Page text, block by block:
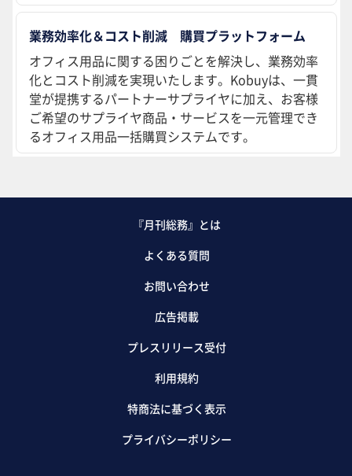
業務効率化＆コスト削減 購買プラットフォーム
オフィス用品に関する困りごとを解決し、業務効率
化とコスト削減を実現いたします。Kobuyは、一貫
堂が提携するパートナーサプライヤに加え、お客様
ご希望のサプライヤ商品・サービスを一元管理でき
るオフィス用品一括購買システムです。
『月刊総務』とは
よくある質問
お問い合わせ
広告掲載
プレスリリース受付
利用規約
特商法に基づく表示
プライバシーポリシー